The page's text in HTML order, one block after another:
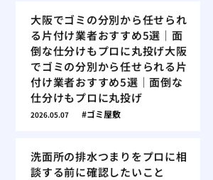
大阪でゴミの分別から任せられ
る片付け業者おすすめ5選｜面
倒な仕分けもプロに丸投げ大阪
でゴミの分別から任せられる片
付け業者おすすめ5選｜面倒な
仕分けもプロに丸投げ
2026.05.07 ゴミ屋敷
洗面所の排水つまりをプロに相
談する前に確認したいこと